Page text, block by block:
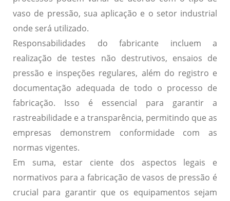
vaso de pressão, sua aplicação e o setor industrial
onde será utilizado.
Responsabilidades do fabricante incluem a
realização de testes não destrutivos, ensaios de
pressão e inspeções regulares, além do registro e
documentação adequada de todo o processo de
fabricação. Isso é essencial para garantir a
rastreabilidade e a transparência, permitindo que as
empresas demonstrem conformidade com as
normas vigentes.
Em suma, estar ciente dos aspectos legais e
normativos para a fabricação de vasos de pressão é
crucial para garantir que os equipamentos sejam